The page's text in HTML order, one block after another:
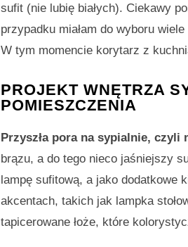
sufit (nie lubię białych). Ciekawy
przypadku miałam do wyboru
W tym momencie korytarz z
PROJEKT WNĘTRZA
POMIESZCZENIA
Przyszła pora na sypialnie,
brązu, a do tego nieco jaśniejszy
lampę sufitową, a jako dodatkowe
akcentach, takich jak lampka
tapicerowane łoże, które